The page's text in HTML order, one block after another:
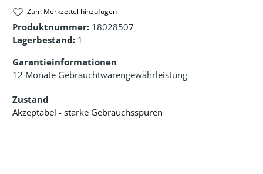
Zum Merkzettel hinzufügen
Produktnummer: 18028507
Lagerbestand: 1
Garantieinformationen
12 Monate Gebrauchtwarengewährleistung
Zustand
Akzeptabel - starke Gebrauchsspuren